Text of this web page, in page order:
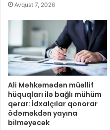
Avqust 7, 2026
Ali Məhkəmədən müəllif
hüquqları ilə bağlı mühüm
qərar: İdxalçılar qonorar
ödəməkdən yayına
bilməyəcək